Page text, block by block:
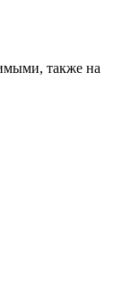
также на